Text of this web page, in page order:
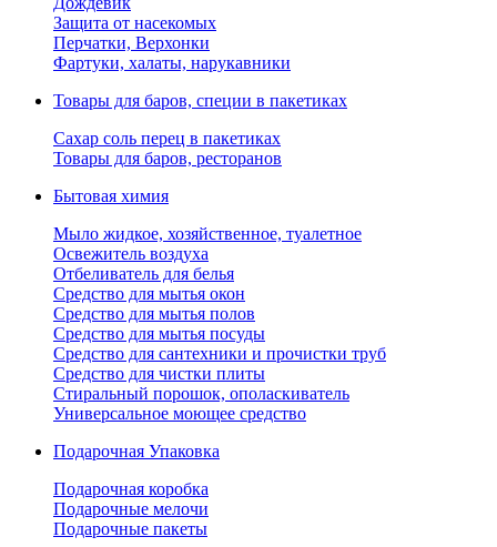
Защита от насекомых
Перчатки, Верхонки
Фартуки, халаты, нарукавники
Товары для баров, специи в пакетиках
Сахар соль перец в пакетиках
Товары для баров, ресторанов
Бытовая химия
Мыло жидкое, хозяйственное, туалетное
Освежитель воздуха
Отбеливатель для белья
Средство для мытья окон
Средство для мытья полов
Средство для мытья посуды
Средство для сантехники и прочистки труб
Средство для чистки плиты
Стиральный порошок, ополаскиватель
Универсальное моющее средство
Подарочная Упаковка
Подарочная коробка
Подарочные мелочи
Подарочные пакеты